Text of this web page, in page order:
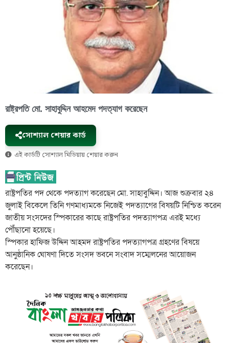
রাষ্ট্রপতি মো. সাহাবুদ্দিন আহমেদ পদত্যাগ করেছেন
সোশ্যাল শেয়ার কার্ড
এই কার্ডটি সোশ্যাল মিডিয়ায় শেয়ার করুন
রাষ্ট্রপতির পদ থেকে পদত্যাগ করেছেন মো. সাহাবুদ্দিন। আজ শুক্রবার ২৪
জুলাই বিকেলে তিনি গণমাধ্যমকে নিজেই পদত্যাগের বিষয়টি নিশ্চিত করেন
জাতীয় সংসদের স্পিকারের কাছে রাষ্ট্রপতির পদত্যাগপত্র এরই মধ্যে
পৌঁছানো হয়েছে।
স্পিকার হাফিজ উদ্দিন আহমদ রাষ্ট্রপতির পদত্যাগপত্র গ্রহণের বিষয়ে
আনুষ্ঠানিক ঘোষণা দিতে সংসদ ভবনে সংবাদ সম্মেলনের আয়োজন
করেছেন।